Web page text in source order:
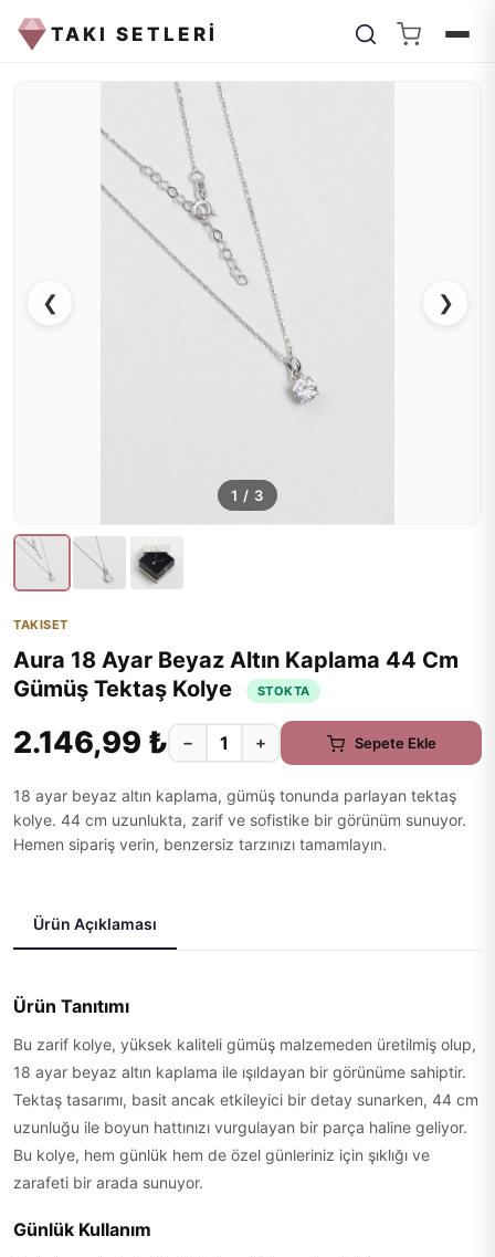
TAKI SETLERİ
❮ ❯
1 / 3
TAKISET
Aura 18 Ayar Beyaz Altın Kaplama 44 Cm
Gümüş Tektaş Kolye
STOKTA
2.146,99 ₺ − + Sepete Ekle
18 ayar beyaz altın kaplama, gümüş tonunda parlayan tektaş
kolye. 44 cm uzunlukta, zarif ve sofistike bir görünüm sunuyor.
Hemen sipariş verin, benzersiz tarzınızı tamamlayın.
Ürün Açıklaması
Ürün Tanıtımı
Bu zarif kolye, yüksek kaliteli gümüş malzemeden üretilmiş olup,
18 ayar beyaz altın kaplama ile ışıldayan bir görünüme sahiptir.
Tektaş tasarımı, basit ancak etkileyici bir detay sunarken, 44 cm
uzunluğu ile boyun hattınızı vurgulayan bir parça haline geliyor.
Bu kolye, hem günlük hem de özel günleriniz için şıklığı ve
zarafeti bir arada sunuyor.
Günlük Kullanım